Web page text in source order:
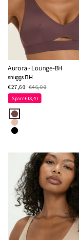
Aurora - Lounge-BH
snuggs BH
€27,60 €46,00
Spare €18,40